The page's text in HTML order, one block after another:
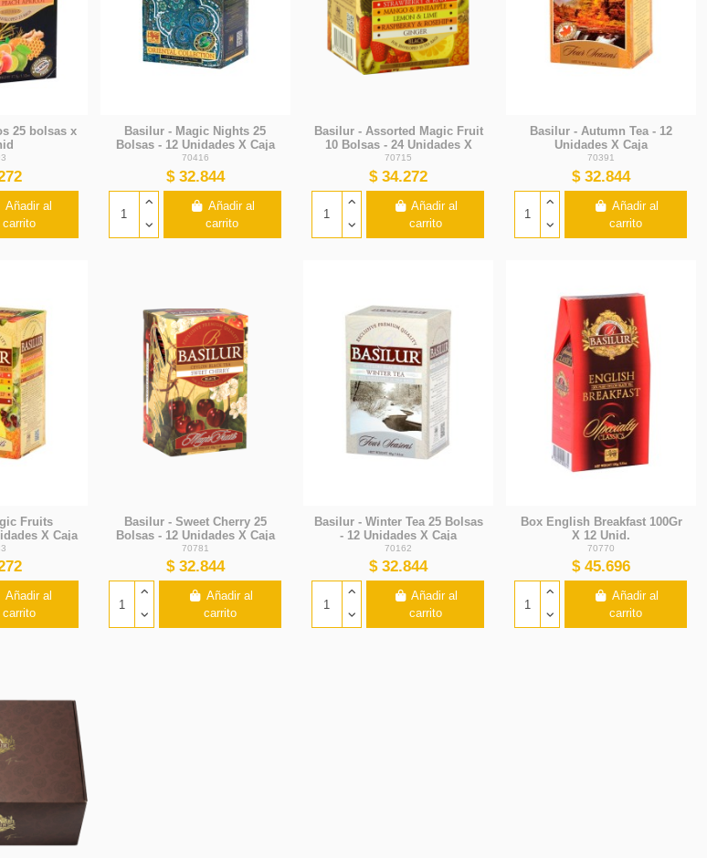
25 bolsas x
Añadir al
carrito
Basilur - Magic Nights 25
Bolsas - 12 Unidades X Caja
70416
$ 32.844
Añadir al
carrito
Basilur - Assorted Magic Fruit
10 Bolsas - 24 Unidades X
Caja
70715
$ 34.272
Añadir al
carrito
Basilur - Autumn Tea - 12
Unidades X Caja
70391
$ 32.844
Añadir al
carrito
Fruits
X Caja
Añadir al
carrito
Basilur - Sweet Cherry 25
Bolsas - 12 Unidades X Caja
70781
$ 32.844
Añadir al
carrito
Basilur - Winter Tea 25 Bolsas
- 12 Unidades X Caja
70162
$ 32.844
Añadir al
carrito
Box English Breakfast 100Gr
X 12 Unid.
70770
$ 45.696
Añadir al
carrito